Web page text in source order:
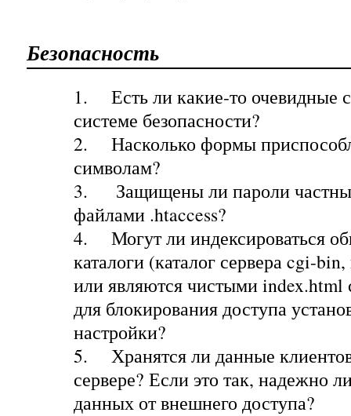
Безопасность
1.
Есть ли какие-то очевидные
системе безопасности?
2.
Насколько формы
символам?
3.
Защищены ли пароли
файлами .htaccess?
4.
Могут ли индексироваться
каталоги (каталог сервера cgi-
или являются чистыми
для блокирования доступа
настройки?
5.
Хранятся ли данные
сервере? Если это так, надежно
данных от внешнего доступа?